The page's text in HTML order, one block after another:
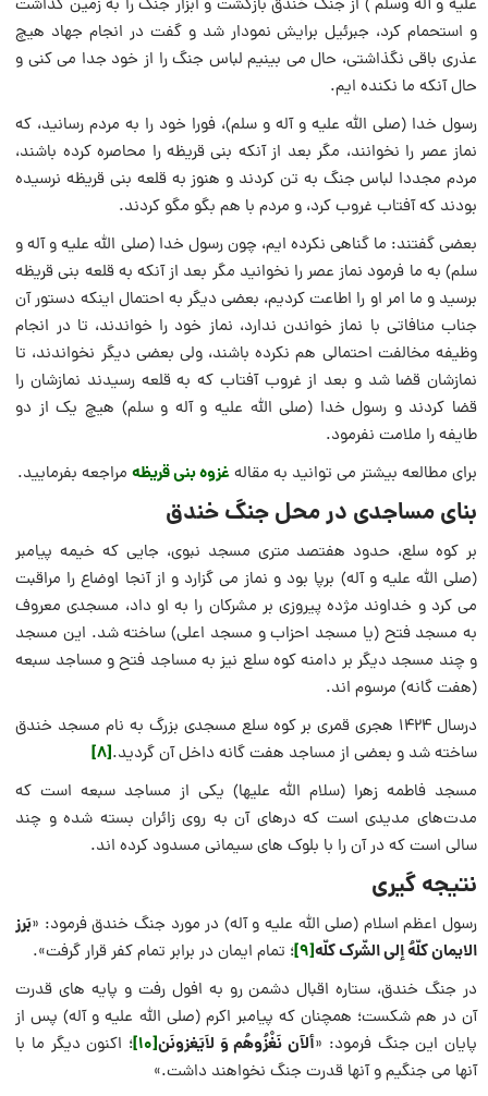
عليه و آله وسلم ) از جنگ خندق بازگشت و ابزار جنگ را به زمين گذاشت
و استحمام کرد، جبرئيل برايش نمودار شد و گفت در انجام جهاد هيچ
عذرى باقى نگذاشتى، حال مى بينيم لباس جنگ را از خود جدا مى کنى و
حال آنکه ما نکنده ايم.
رسول خدا (صلى الله عليه و آله و سلم)، فورا خود را به مردم رسانيد، که
نماز عصر را نخوانند، مگر بعد از آنکه بنى قريظه را محاصره کرده باشند،
مردم مجددا لباس جنگ به تن کردند و هنوز به قلعه بنى قريظه نرسيده
بودند که آفتاب غروب کرد، و مردم با هم بگو مگو کردند.
بعضى گفتند: ما گناهى نکرده ايم، چون رسول خدا (صلى الله عليه و آله و
سلم) به ما فرمود نماز عصر را نخوانيد مگر بعد از آنکه به قلعه بنى قريظه
برسيد و ما امر او را اطاعت کرديم، بعضى ديگر به احتمال اينکه دستور آن
جناب منافاتى با نماز خواندن ندارد، نماز خود را خواندند، تا در انجام
وظيفه مخالفت احتمالى هم نکرده باشند، ولى بعضى ديگر نخواندند، تا
نمازشان قضا شد و بعد از غروب آفتاب که به قلعه رسيدند نمازشان را
قضا کردند و رسول خدا (صلى الله عليه و آله و سلم) هيچ يک از دو
طايفه را ملامت نفرمود.
برای مطالعه بیشتر می توانید به مقالهغزوه بنی قریظه مراجعه بفرمایید.
بنای مساجدی در محل جنگ خندق
بر کوه سلع، حدود هفتصد متری مسجد نبوی، جایی که خیمه پیامبر
(صلی الله علیه و آله) برپا بود و نماز می ‌گزارد و از آنجا اوضاع را مراقبت
می‌ کرد و خداوند مژده پیروزی بر مشرکان را به او داد، مسجدی معروف
به مسجد فتح (یا مسجد احزاب و مسجد اعلی) ساخته شد. این مسجد
و چند مسجد دیگر بر دامنه کوه سلع نیز به مساجد فتح و مساجد سبعه
(هفت گانه) مرسوم‌ اند.
درسال ۱۴۲۴ هجری قمری بر کوه سلع مسجدی بزرگ به نام مسجد خندق
ساخته شد و بعضی از مساجد هفت گانه داخل آن گردید.[8]
مسجد فاطمه زهرا (سلام الله علیها) یکی از مساجد سبعه است که
مدت‌های مدیدی است که درهای آن به روی زائران بسته شده و چند
سالی است که در آن را با بلوک ‌های سیمانی مسدود کرده اند.
نتیجه گیری
رسول اعظم اسلام (صلی الله علیه و آله) در مورد جنگ خندق فرمود: «بَرز
الایمان کلّهُ إلی الشّرک کلّه[9]
؛ تمام ایمان در برابر تمام کفر قرار گرفت».
در جنگ خندق، ستاره اقبال دشمن رو به افول رفت و پایه های قدرت
آن در هم شکست؛ همچنان که پیامبر اکرم (صلی الله علیه و آله) پس از
پایان این جنگ فرمود: «ألآن نَغْزُوهُم وَ لاَیَغزونَن[10]
؛ اکنون دیگر ما با
آنها می جنگیم و آنها قدرت جنگ نخواهند داشت.»